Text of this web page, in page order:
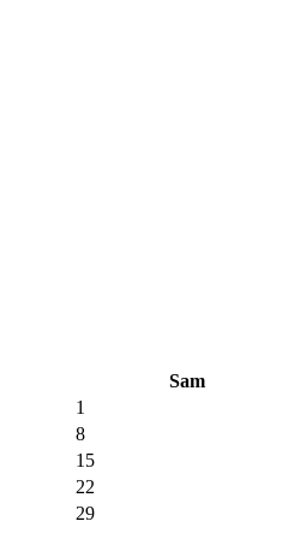
Sam
1
8
15
22
29